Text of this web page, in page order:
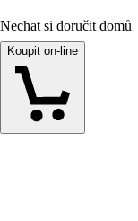
Nechat si doručit domů
Koupit on-line